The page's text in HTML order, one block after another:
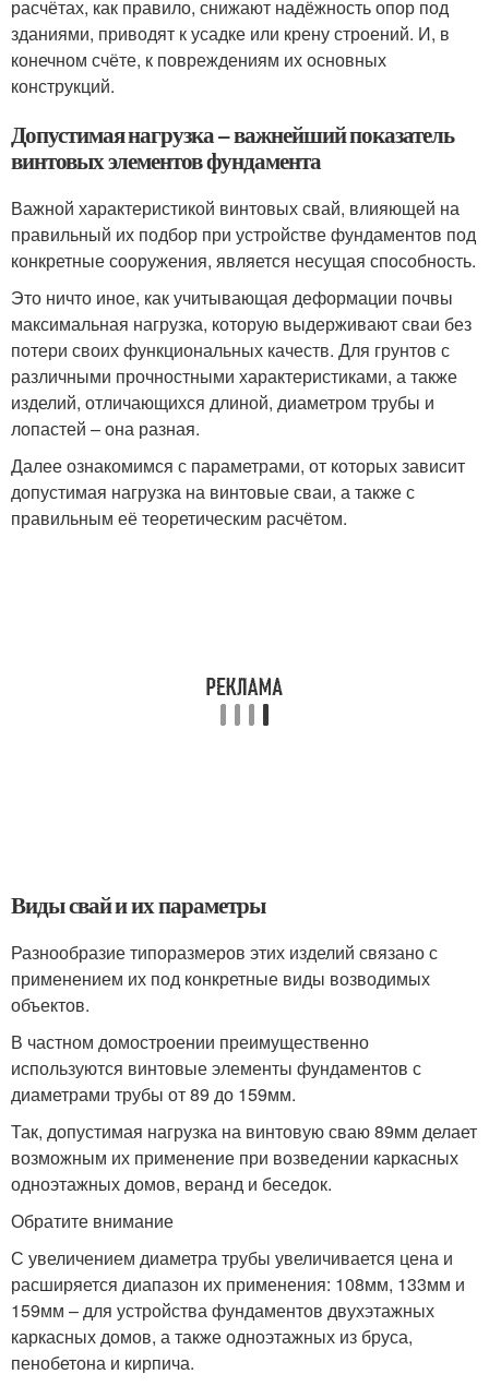
расчётах, как правило, снижают надёжность опор под
зданиями, приводят к усадке или крену строений. И, в
конечном счёте, к повреждениям их основных
конструкций.
Допустимая нагрузка – важнейший показатель
винтовых элементов фундамента
Важной характеристикой винтовых свай, влияющей на
правильный их подбор при устройстве фундаментов под
конкретные сооружения, является несущая способность.
Это ничто иное, как учитывающая деформации почвы
максимальная нагрузка, которую выдерживают сваи без
потери своих функциональных качеств. Для грунтов с
различными прочностными характеристиками, а также
изделий, отличающихся длиной, диаметром трубы и
лопастей – она разная.
Далее ознакомимся с параметрами, от которых зависит
допустимая нагрузка на винтовые сваи, а также с
правильным её теоретическим расчётом.
Виды свай и их параметры
Разнообразие типоразмеров этих изделий связано с
применением их под конкретные виды возводимых
объектов.
В частном домостроении преимущественно
используются винтовые элементы фундаментов с
диаметрами трубы от 89 до 159мм.
Так, допустимая нагрузка на винтовую сваю 89мм делает
возможным их применение при возведении каркасных
одноэтажных домов, веранд и беседок.
Обратите внимание
С увеличением диаметра трубы увеличивается цена и
расширяется диапазон их применения: 108мм, 133мм и
159мм – для устройства фундаментов двухэтажных
каркасных домов, а также одноэтажных из бруса,
пенобетона и кирпича.